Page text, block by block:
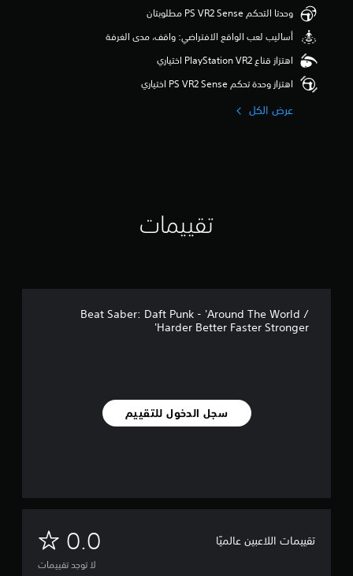
وحدتا التحكم PS VR2 Sense مطلوبتان
أساليب لعب الواقع الافتراضي: واقف، مدى الغرفة
اهتزاز قناع PlayStation VR2 اختياري
اهتزاز وحدة تحكم PS VR2 Sense اختياري
عرض الكل
تقييمات
Beat Saber: Daft Punk - 'Around The World /
Harder Better Faster Stronger'
سجل الدخول للتقييم
تقييمات اللاعبين عالميًا 0.0
ا
لا توجد تقييمات